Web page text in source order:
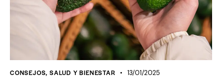
CONSEJOS,SALUD Y BIENESTAR 13/01/2025